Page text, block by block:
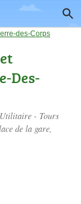
des-Corps
Des-
- Tours
de la gare,